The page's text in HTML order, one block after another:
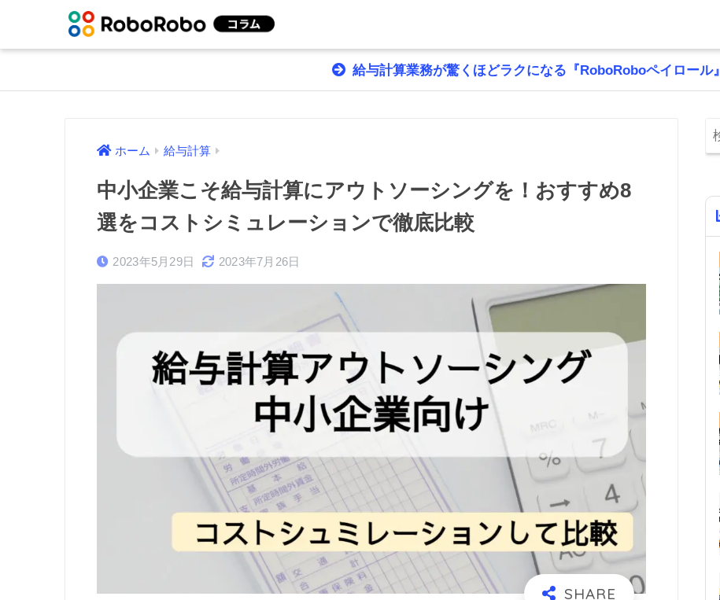
給与計算業務が驚くほどラクになる『RoboRoboペイロール』
ホーム 給与計算
中小企業こそ給与計算にアウトソーシングを！おすすめ8
選をコストシミュレーションで徹底比較
2023年5月29日 2023年7月26日